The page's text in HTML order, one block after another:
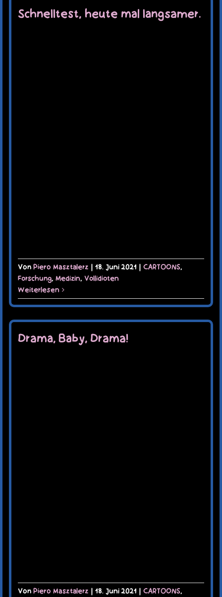
Schnelltest, heute mal langsamer.
Von Piero Masztalerz | 18. Juni 2021 | CARTOONS,
Forschung, Medizin, Vollidioten
Weiterlesen
Drama, Baby, Drama!
Von Piero Masztalerz | 18. Juni 2021 | CARTOONS,